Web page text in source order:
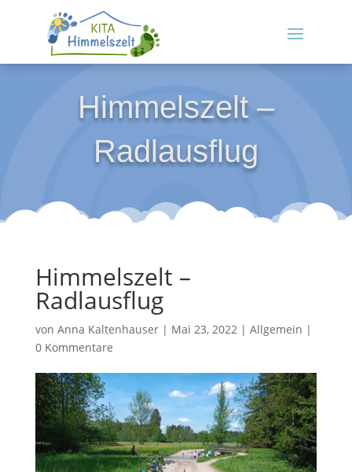
Himmelszelt –
Radlausflug
Himmelszelt –
Radlausflug
von Anna Kaltenhauser| Mai 23, 2022 | Allgemein |
0 Kommentare